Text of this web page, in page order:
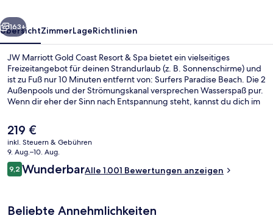
Spa
Weiter
163+
ÜbersichtZimmerLageRichtlinien
JW Marriott Gold Coast Resort & Spa bietet ein vielseitiges
Freizeitangebot für deinen Strandurlaub (z. B. Sonnenschirme) und
ist zu Fuß nur 10 Minuten entfernt von: Surfers Paradise Beach. Die 2
Außenpools und der Strömungskanal versprechen Wasserspaß pur.
Wenn dir eher der Sinn nach Entspannung steht, kannst du dich im
Reflexologie verwöhnen lassen. Citrique, eins von 3 Restaurants,
serviert internationale Küche und ist zum Frühstück, Mittagessen
und Abendessen geöffnet. Als weitere Highlights bietet dieses
Hotel im luxuriösen Stil 2 Bars/Lounges, einen Jachthafen und eine
Poolbar. Andere Reisende lieben den Pool und das hilfsbereite
Personal. Die öffentlichen Verkehrsmittel sind ganz in der Nähe: Zur
Der
aktuelle
Preis
beträgt
219 €.
219 €
inkl. Steuern & Gebühren
9. Aug.–10. Aug.
Bewertungen
9,29,2 von 10.
WunderbarAlle 1.001 Bewertungen anzeigen
Beliebte Annehmlichkeiten